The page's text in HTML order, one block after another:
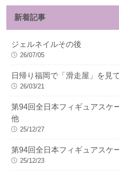
新着記事
ジェルネイルその後
26/07/05
日帰り福岡で「滑走屋」を見
26/03/21
第94回全日本フィギュアスケ
他
25/12/27
第94回全日本フィギュアスケ
25/12/23